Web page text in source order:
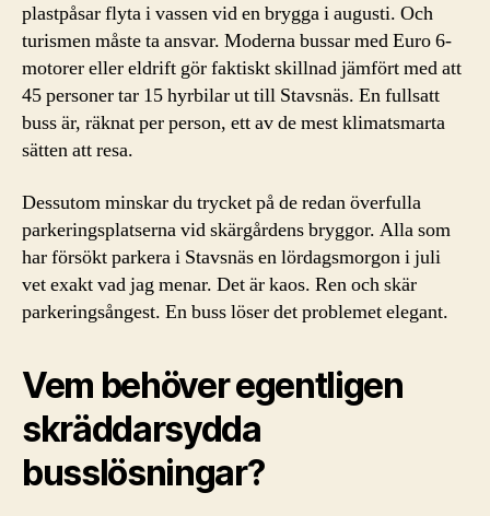
plastpåsar flyta i vassen vid en brygga i augusti. Och
turismen måste ta ansvar. Moderna bussar med Euro 6-
motorer eller eldrift gör faktiskt skillnad jämfört med att
45 personer tar 15 hyrbilar ut till Stavsnäs. En fullsatt
buss är, räknat per person, ett av de mest klimatsmarta
sätten att resa.
Dessutom minskar du trycket på de redan överfulla
parkeringsplatserna vid skärgårdens bryggor. Alla som
har försökt parkera i Stavsnäs en lördagsmorgon i juli
vet exakt vad jag menar. Det är kaos. Ren och skär
parkeringsångest. En buss löser det problemet elegant.
Vem behöver egentligen
skräddarsydda
busslösningar?